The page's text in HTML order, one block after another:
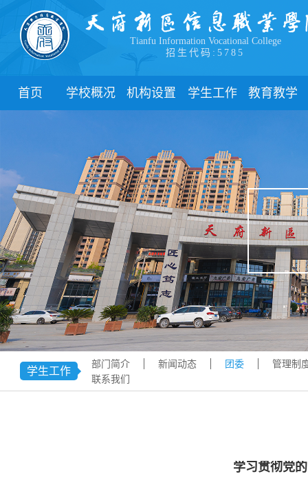
Tianfu Information Vocational College
招生代码:5785
首页 学校概况
学院领导
办学理念
办学特色
校园风貌
机构设置
职能部门
学生工作
新闻动态
团委
管理制度
学生风采
心理健康
学生资助
下载中心
联系我们
教育教学
教学制度
教学通知
教学动态
实践教学
专业建设
课程建设
教学改革
学术交流
下载专区
安全宣传
学生工作
部门简介 新闻动态 团委
管理制
联系我们
学习贯彻党